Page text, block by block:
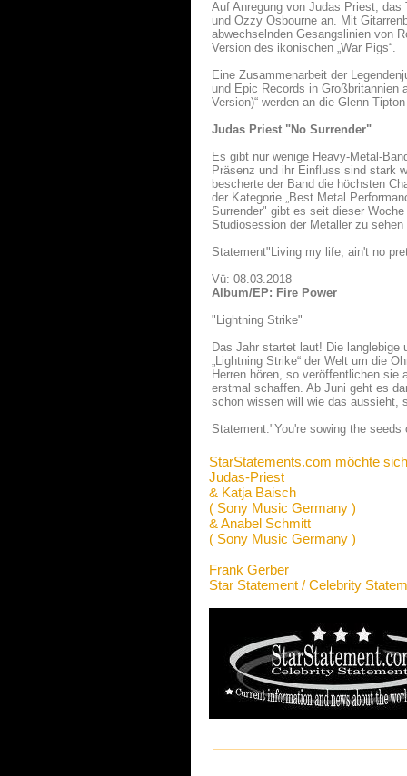
Auf Anregung von Judas Priest,
und Ozzy Osbourne an. Mit
abwechselnden Gesangslinien von
Version des ikonischen „War Pigs“.
Eine Zusammenarbeit der
und Epic Records in Großbritannien
Version)“ werden an die Glenn
Judas Priest "No Surrender"
Es gibt nur wenige Heavy-Metal-
Präsenz und ihr Einfluss sind stark
bescherte der Band die höchsten
der Kategorie „Best Metal
Surrender" gibt es seit dieser
Studiosession der Metaller zu
Statement"Living my life, ain't no
Vü: 08.03.2018
Album/EP: Fire Power
"Lightning Strike"
Das Jahr startet laut! Die langlebige
„Lightning Strike“ der Welt um die
Herren hören, so veröffentlichen sie
erstmal schaffen. Ab Juni geht es
schon wissen will wie das aussieht,
Statement:"You're sowing the
StarStatements.com möchte
Judas-Priest
& Katja Baisch
( Sony Music Germany )
& Anabel Schmitt
( Sony Music Germany )
Frank Gerber
Star Statement / Celebrity